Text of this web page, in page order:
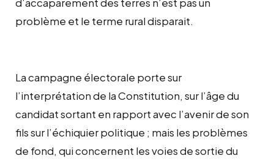
problème et le terme rural disparait.
La campagne électorale porte sur
l’interprétation de la Constitution, sur l’âge du
candidat sortant en rapport avec l’avenir de son
fils sur l’échiquier politique ; mais les problèmes
de fond, qui concernent les voies de sortie du